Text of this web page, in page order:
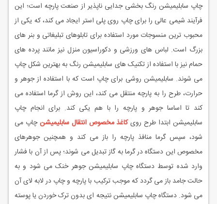
چاپ سابلیمیشن رنگ بخشی جدایی ناپذیر از صنعت پارچه است؛ این
فرآیند شیمی عالی را برای چاپ روی پلی استر ایجاد می کند، که یکی از
محبوب ترین منسوجات مورد استفاده برای تابلوهای تبلیغاتی و بنر های
بزرگ است. لباس های ورزشی و دکوراسیون منزل نیز مانند پرده های
حمام نیز با استفاده از تکنیک های سابلیمیشن رنگ به بهترین شکل چاپ
می شوند. سابلیمیشن روشی برای چاپ است که با استفاده از جوهر و
حرارت، طرح را به پارچه منتقل می کند، این روش از گرما استفاده می
کند تا اساسا جوهر و پارچه را با هم یکی کند. برای انجام چاپ
سابلیمیشن ابتدا طرح رویکاغذ مخصوص انتقال سابلیمیشنچاپ می
شود، سپس گرما منافذ پارچه را باز می کند و همچنین جوهرهای
مخصوص این دستگاه در گرما به گاز تبدیل می شوند؛ پس از آن با فشار
وارد شده توسط دستگاه چاپ سابلیمیشن جوهر خنک می شود و به
حالت جامد باز می گردد که موجب ترکیب با پارچه و چاپ در لابه لای آن
می شود. دستگاه چاپ سابلیمیشن نتیجه ای بدون ترک خوردن یا پوسته